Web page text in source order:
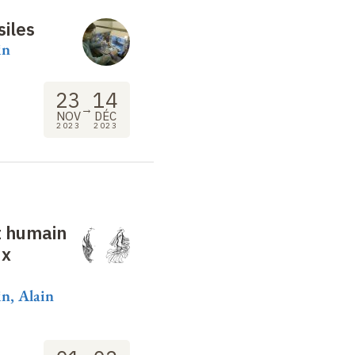
23
NOV
2023
→ 14
DÉC
2023
Alain